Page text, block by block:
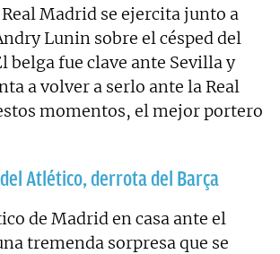
Madrid se ejercita junto a
Lunin sobre el césped del
belga fue clave ante Sevilla y
a volver a serlo ante la Real
momentos, el mejor portero
Atlético, derrota del Barça
de Madrid en casa ante el
tremenda sorpresa que se